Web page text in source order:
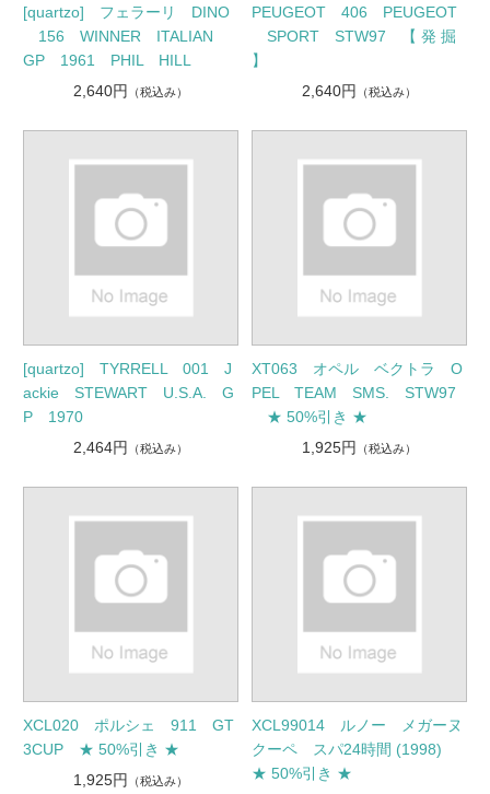
[quartzo] フェラーリ DINO
156 WINNER ITALIAN
GP 1961 PHIL HILL
2,640円
（税込み）
PEUGEOT 406 PEUGEOT
SPORT STW97 【 発 掘
】
2,640円
（税込み）
[quartzo] TYRRELL 001 J
ackie STEWART U.S.A. G
P 1970
2,464円
（税込み）
XT063 オペル ベクトラ O
PEL TEAM SMS. STW97
★ 50%引き ★
1,925円
（税込み）
XCL020 ポルシェ 911 GT
3CUP ★ 50%引き ★
1,925円
（税込み）
XCL99014 ルノー メガーヌ
クーペ スパ24時間 (1998)
★ 50%引き ★